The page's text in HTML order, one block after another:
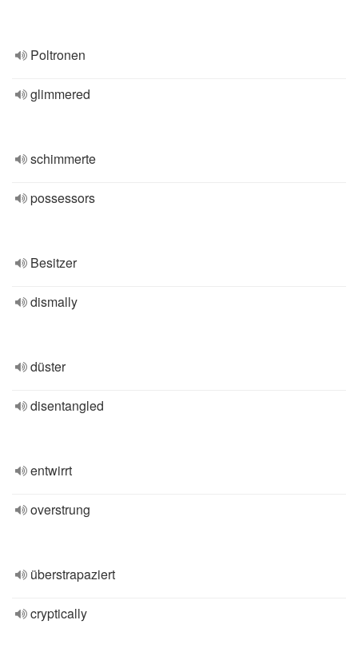
Poltronen
glimmered
schimmerte
possessors
Besitzer
dismally
düster
disentangled
entwirrt
overstrung
überstrapaziert
cryptically